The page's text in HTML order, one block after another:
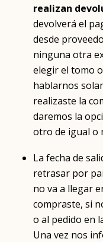
realizan
devolverá el
desde
ninguna otra
elegir el tomo
hablarnos
realizaste la
daremos la
otro de igual o
La fecha de
retrasar por
no va a llegar
compraste, si
o al pedido en
Una vez nos